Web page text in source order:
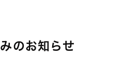
のお知らせ